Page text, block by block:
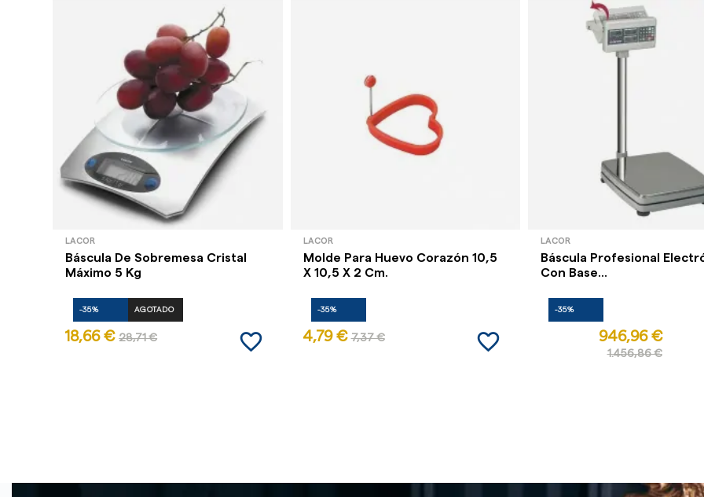
LACOR
Báscula De Sobremesa Cristal
Máximo 5 Kg
-35% AGOTADO
18,66 € 28,71 € favorite_border
LACOR
Molde Para Huevo Corazón 10,5
X 10,5 X 2 Cm.
-35%
4,79 € 7,37 € favorite_border
LACOR
Báscula Profesional
Con Base...
-35%
946,96 €
1.456,86 €